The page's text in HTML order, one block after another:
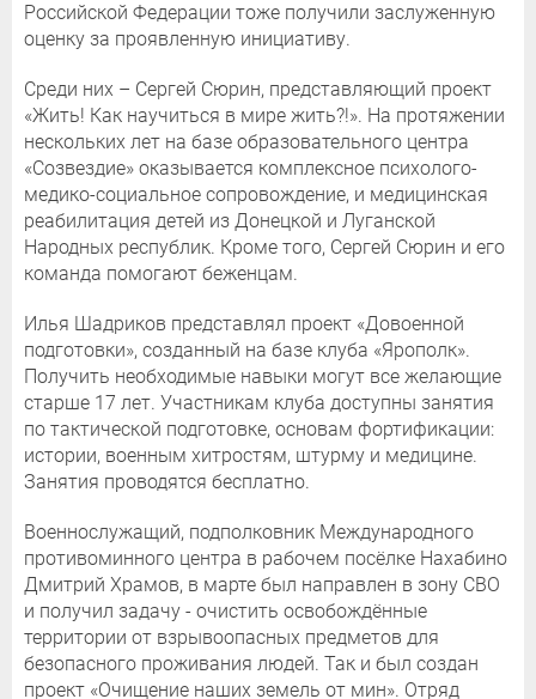
Российской Федерации тоже получили заслуженную
оценку за проявленную инициативу.
Среди них – Сергей Сюрин, представляющий проект
«Жить! Как научиться в мире жить?!». На протяжении
нескольких лет на базе образовательного центра
«Созвездие» оказывается комплексное психолого-
медико-социальное сопровождение, и медицинская
реабилитация детей из Донецкой и Луганской
Народных республик. Кроме того, Сергей Сюрин и его
команда помогают беженцам.
Илья Шадриков представлял проект «Довоенной
подготовки», созданный на базе клуба «Ярополк».
Получить необходимые навыки могут все желающие
старше 17 лет. Участникам клуба доступны занятия
по тактической подготовке, основам фортификации:
истории, военным хитростям, штурму и медицине.
Занятия проводятся бесплатно.
Военнослужащий, подполковник Международного
противоминного центра в рабочем посёлке Нахабино
Дмитрий Храмов, в марте был направлен в зону СВО
и получил задачу - очистить освобождённые
территории от взрывоопасных предметов для
безопасного проживания людей. Так и был создан
проект «Очищение наших земель от мин». Отряд